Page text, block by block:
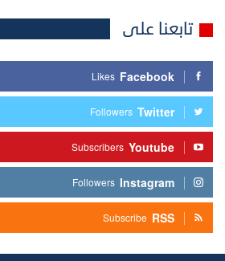
تابعنا على
Facebook
Likes
Twitter
Followers
Youtube
Subscribers
Instagram
Followers
RSS
Subscribe